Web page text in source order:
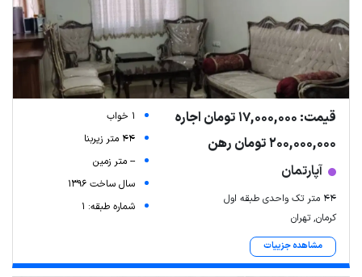
قیمت: 17,000,000 تومان اجاره
200,000,000 تومان رهن
آپارتمان
۴۴ متر تک واحدی طبقه اول
کرمان, تهران
مشاهده جزییات
1 خواب
44 متر زیربنا
-- متر زمین
سال ساخت 1396
شماره طبقه: 1